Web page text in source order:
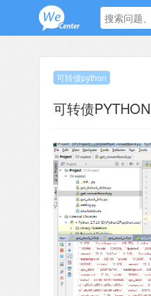
可转债python
可转债PYTHON